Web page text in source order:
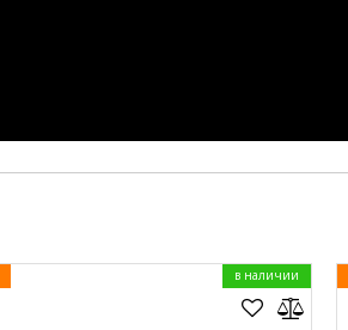
в наличии